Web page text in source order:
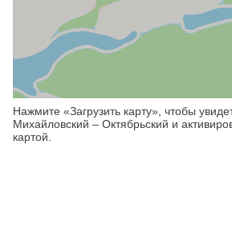
Нажмите «Загрузить карту», чтобы
Михайловский – Октябрьский и
картой.